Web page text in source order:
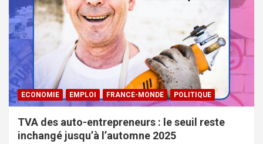
ECONOMIE EMPLOI FRANCE-MONDE POLITIQUE
TVA des auto-entrepreneurs : le seuil reste
inchangé jusqu’à l’automne 2025